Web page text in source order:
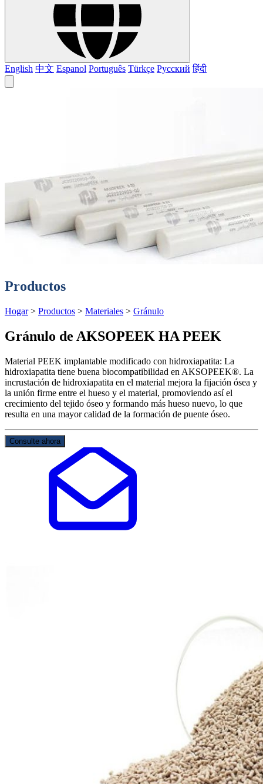
English 中文 Espanol Português Türkçe Русский हिंदी
Productos
Hogar> Productos > Materiales > Gránulo
Gránulo de AKSOPEEK HA PEEK
Material PEEK implantable modificado con hidroxiapatita: La
hidroxiapatita tiene buena biocompatibilidad en AKSOPEEK®. La
incrustación de hidroxiapatita en el material mejora la fijación ósea y
la unión firme entre el hueso y el material, promoviendo así el
crecimiento del tejido óseo y formando más hueso nuevo, lo que
resulta en una mayor calidad de la formación de puente óseo.
Consulte ahora